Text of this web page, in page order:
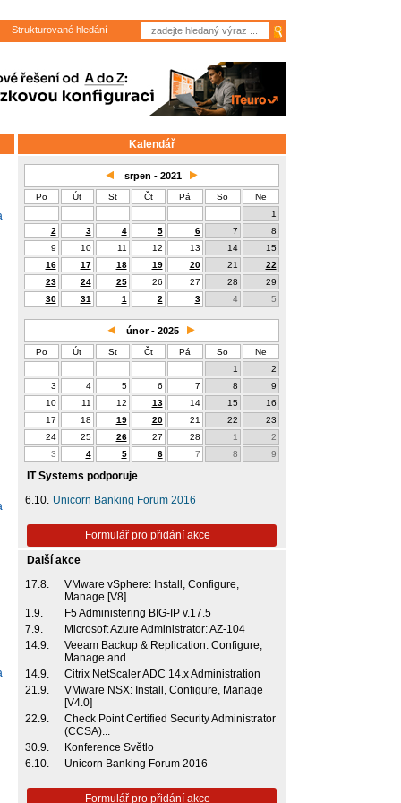
Strukturované hledání
Kalendář
srpen - 2021
Po Út St Čt Pá So
Ne
1
2
3 4 5 6 7
8
9
10 11 12 13 14
15
16
17 18 19 20 21
22
23
24 25 26 27 28
29
30
31 1 2 3 4 5
únor - 2025
Po Út St Čt Pá So
Ne
1
2
3
4 5 6 7 8
9
10
11 12 13 14 15
16
17
18 19 20 21 22
23
24
25 26 27 28 1
2
3
4 5 6 7 8 9
IT Systems podporuje
6.10. Unicorn Banking Forum 2016
Formulář pro přidání akce
Další akce
17.8.
VMware vSphere: Install, Configure,
Manage [V8]
1.9.
F5 Administering BIG-IP v.17.5
7.9.
Microsoft Azure Administrator: AZ-104
14.9.
Veeam Backup & Replication: Configure,
Manage and...
14.9.
Citrix NetScaler ADC 14.x Administration
21.9.
VMware NSX: Install, Configure, Manage
[V4.0]
22.9.
Check Point Certified Security Administrator
(CCSA)...
30.9.
Konference Světlo
6.10.
Unicorn Banking Forum 2016
Formulář pro přidání akce